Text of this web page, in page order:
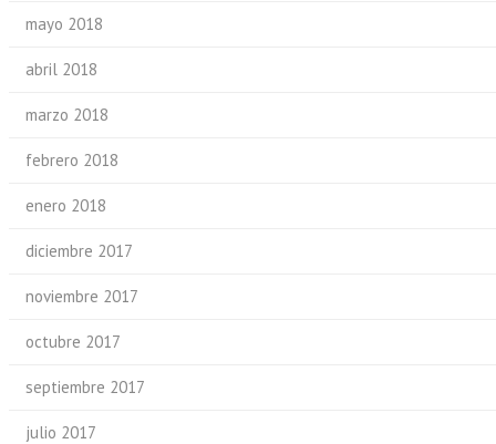
mayo 2018
abril 2018
marzo 2018
febrero 2018
enero 2018
diciembre 2017
noviembre 2017
octubre 2017
septiembre 2017
julio 2017